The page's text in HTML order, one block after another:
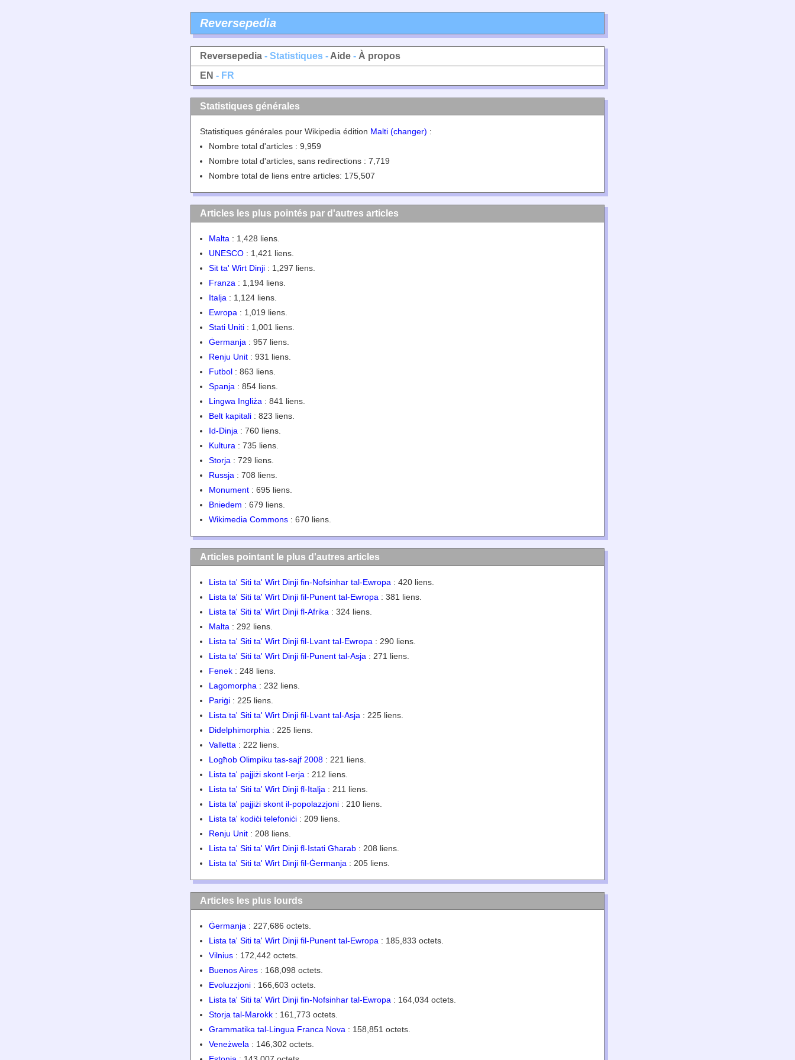
Reversepedia
Reversepedia - Statistiques - Aide - À propos
EN - FR
Statistiques générales
Statistiques générales pour Wikipedia édition Malti (changer) :
Nombre total d'articles : 9,959
Nombre total d'articles, sans redirections : 7,719
Nombre total de liens entre articles: 175,507
Articles les plus pointés par d'autres articles
Malta : 1,428 liens.
UNESCO : 1,421 liens.
Sit ta' Wirt Dinji : 1,297 liens.
Franza : 1,194 liens.
Italja : 1,124 liens.
Ewropa : 1,019 liens.
Stati Uniti : 1,001 liens.
Ġermanja : 957 liens.
Renju Unit : 931 liens.
Futbol : 863 liens.
Spanja : 854 liens.
Lingwa Ingliża : 841 liens.
Belt kapitali : 823 liens.
Id-Dinja : 760 liens.
Kultura : 735 liens.
Storja : 729 liens.
Russja : 708 liens.
Monument : 695 liens.
Bniedem : 679 liens.
Wikimedia Commons : 670 liens.
Articles pointant le plus d'autres articles
Lista ta' Siti ta' Wirt Dinji fin-Nofsinhar tal-Ewropa : 420 liens.
Lista ta' Siti ta' Wirt Dinji fil-Punent tal-Ewropa : 381 liens.
Lista ta' Siti ta' Wirt Dinji fl-Afrika : 324 liens.
Malta : 292 liens.
Lista ta' Siti ta' Wirt Dinji fil-Lvant tal-Ewropa : 290 liens.
Lista ta' Siti ta' Wirt Dinji fil-Punent tal-Asja : 271 liens.
Fenek : 248 liens.
Lagomorpha : 232 liens.
Pariġi : 225 liens.
Lista ta' Siti ta' Wirt Dinji fil-Lvant tal-Asja : 225 liens.
Didelphimorphia : 225 liens.
Valletta : 222 liens.
Logħob Olimpiku tas-sajf 2008 : 221 liens.
Lista ta' pajjiżi skont l-erja : 212 liens.
Lista ta' Siti ta' Wirt Dinji fl-Italja : 211 liens.
Lista ta' pajjiżi skont il-popolazzjoni : 210 liens.
Lista ta' kodiċi telefoniċi : 209 liens.
Renju Unit : 208 liens.
Lista ta' Siti ta' Wirt Dinji fl-Istati Għarab : 208 liens.
Lista ta' Siti ta' Wirt Dinji fil-Ġermanja : 205 liens.
Articles les plus lourds
Ġermanja : 227,686 octets.
Lista ta' Siti ta' Wirt Dinji fil-Punent tal-Ewropa : 185,833 octets.
Vilnius : 172,442 octets.
Buenos Aires : 168,098 octets.
Evoluzzjoni : 166,603 octets.
Lista ta' Siti ta' Wirt Dinji fin-Nofsinhar tal-Ewropa : 164,034 octets.
Storja tal-Marokk : 161,773 octets.
Grammatika tal-Lingua Franca Nova : 158,851 octets.
Veneżwela : 146,302 octets.